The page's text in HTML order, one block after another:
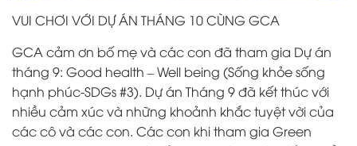
VUI CHƠI VỚI DỰ ÁN THÁNG 10 CÙNG GCA
GCA cảm ơn bố mẹ và các con đã tham gia Dự án
tháng 9: Good health – Well being (Sống khỏe sống
hạnh phúc-SDGs #3). Dự án Tháng 9 đã kết thúc với
nhiều cảm xúc và những khoảnh khắc tuyệt vời của
các cô và các con. Các con khi tham gia Green